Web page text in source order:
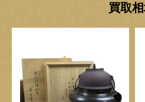
買取